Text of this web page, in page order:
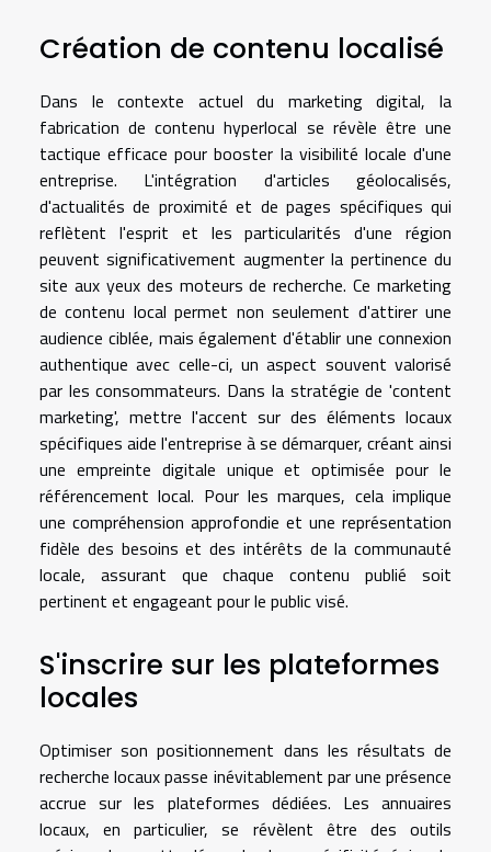
Création de contenu localisé
Dans le contexte actuel du marketing digital, la
fabrication de contenu hyperlocal se révèle être une
tactique efficace pour booster la visibilité locale d'une
entreprise. L'intégration d'articles géolocalisés,
d'actualités de proximité et de pages spécifiques qui
reflètent l'esprit et les particularités d'une région
peuvent significativement augmenter la pertinence du
site aux yeux des moteurs de recherche. Ce marketing
de contenu local permet non seulement d'attirer une
audience ciblée, mais également d'établir une connexion
authentique avec celle-ci, un aspect souvent valorisé
par les consommateurs. Dans la stratégie de 'content
marketing', mettre l'accent sur des éléments locaux
spécifiques aide l'entreprise à se démarquer, créant ainsi
une empreinte digitale unique et optimisée pour le
référencement local. Pour les marques, cela implique
une compréhension approfondie et une représentation
fidèle des besoins et des intérêts de la communauté
locale, assurant que chaque contenu publié soit
pertinent et engageant pour le public visé.
S'inscrire sur les plateformes
locales
Optimiser son positionnement dans les résultats de
recherche locaux passe inévitablement par une présence
accrue sur les plateformes dédiées. Les annuaires
locaux, en particulier, se révèlent être des outils